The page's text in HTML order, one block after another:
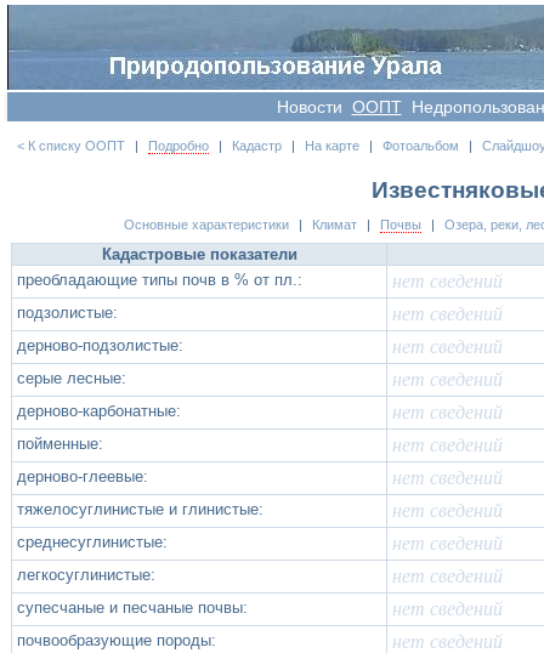
Новости OOПT
< К списку ООПТ | Подробно | Кадастр | На карте | Фотоальбом |
Основные характеристики Климат Почвы Озера, реки,
Кадастровые показатели
преобладающие типы почв в % от пл.:
нет сведений
подзолистые: нет сведений
дерново-подзолистые: нет сведений
серые лесные: нет сведений
дерново-карбонатные: нет сведений
пойменные: нет сведений
дерново-глеевые: нет сведений
тяжелосуглинистые и глинистые: нет сведений
среднесуглинистые: нет сведений
легкосуглинистые: нет сведений
супесчаные и песчаные почвы: нет сведений
почвообразующие породы: нет сведений